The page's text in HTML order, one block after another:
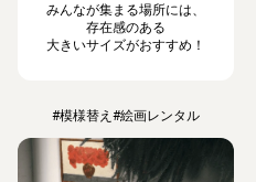
みんなが集まる場所には、
存在感のある
大きいサイズがおすすめ！
#模様替え #絵画レンタル